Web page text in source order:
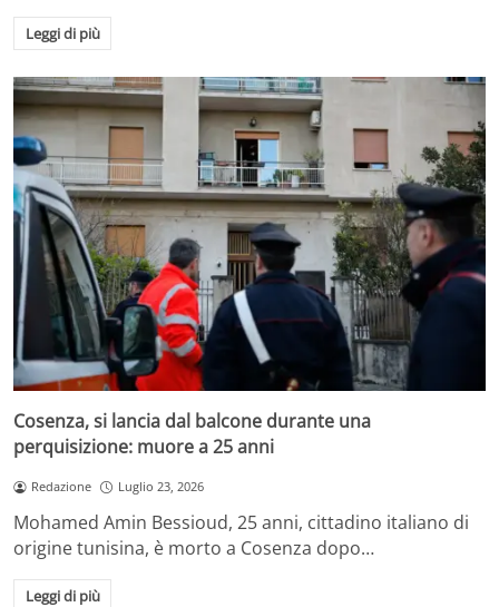
Leggi di più
Cosenza, si lancia dal balcone durante una
perquisizione: muore a 25 anni
Redazione Luglio 23, 2026
Mohamed Amin Bessioud, 25 anni, cittadino italiano di
origine tunisina, è morto a Cosenza dopo…
Leggi di più